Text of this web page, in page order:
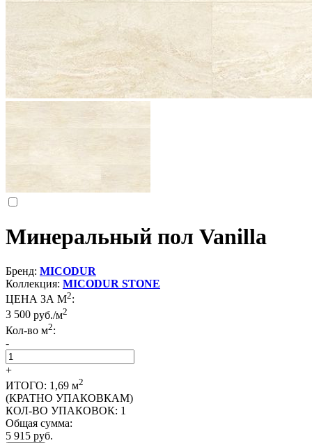
Минеральный пол Vanilla
Бренд: MICODUR
Коллекция: MICODUR STONE
ЦЕНА ЗА М2:
3 500 руб./м2
Кол-во м2:
-
+
ИТОГО: 1,69 м2
(КРАТНО УПАКОВКАМ)
КОЛ-ВО УПАКОВОК: 1
Общая сумма:
5 915 руб.